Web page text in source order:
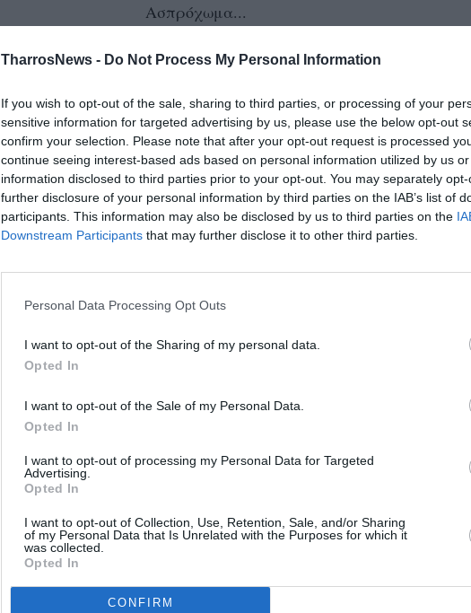
TharrosNews - Do Not Process My Personal Information
If you wish to opt-out of the sale, sharing to third parties, or processing of your
sensitive information for targeted advertising by us, please use the below opt-out
confirm your selection. Please note that after your opt-out request is processed
continue seeing interest-based ads based on personal information utilized by us
information disclosed to third parties prior to your opt-out. You may separately
further disclosure of your personal information by third parties on the IAB’s list of
participants. This information may also be disclosed by us to third parties on the
Downstream Participants that may further disclose it to other third parties.
Personal Data Processing Opt Outs
I want to opt-out of the Sharing of my personal data.
Opted In
I want to opt-out of the Sale of my Personal Data.
Opted In
I want to opt-out of processing my Personal Data for Targeted
Advertising.
Opted In
I want to opt-out of Collection, Use, Retention, Sale, and/or Sharing
of my Personal Data that Is Unrelated with the Purposes for which it
was collected.
Opted In
CONFIRM
Ασπρόχωμα...
Πανεπιστήμιο Πελοποννήσου:
Συνέχεια ορκωμοσιών χθες,
σήμερα και την Παρασκευή
21/01/2026 09:00
Συνεχίζονται οι ορκωμοσίες στα τμήματα
της Καλαμάτας του Πανεπιστημίου
Πελοποννήσου και χθες έλαβαν το πτυχίο
Διεθνές συμπόσιο για τα Νέα
Καλλωπιστικά Φυτά στην
Καλαμάτα
Το Τμήμα Γεωπονίας του Πανεπιστημίου
International Symposium on New Ornamental
Πανεπιστήμιο Πελοποννήσου:
Γεωπονία